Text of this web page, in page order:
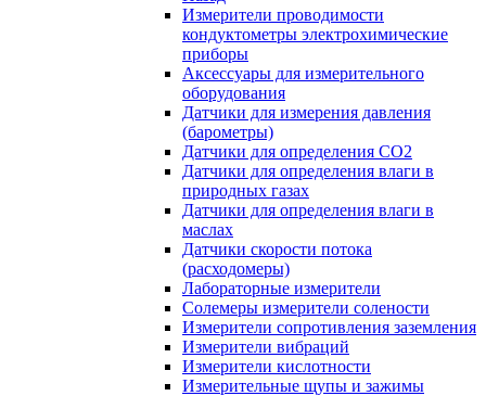
Измерители проводимости
кондуктометры электрохимические
приборы
Аксессуары для измерительного
оборудования
Датчики для измерения давления
(барометры)
Датчики для определения CO2
Датчики для определения влаги в
природных газах
Датчики для определения влаги в
маслах
Датчики скорости потока
(расходомеры)
Лабораторные измерители
Солемеры измерители солености
Измерители сопротивления заземления
Измерители вибраций
Измерители кислотности
Измерительные щупы и зажимы